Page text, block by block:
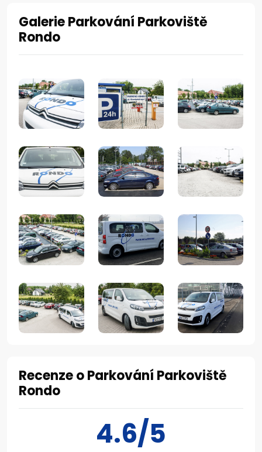
Galerie Parkování Parkoviště
Rondo
Recenze o Parkování Parkoviště
Rondo
4.6/5